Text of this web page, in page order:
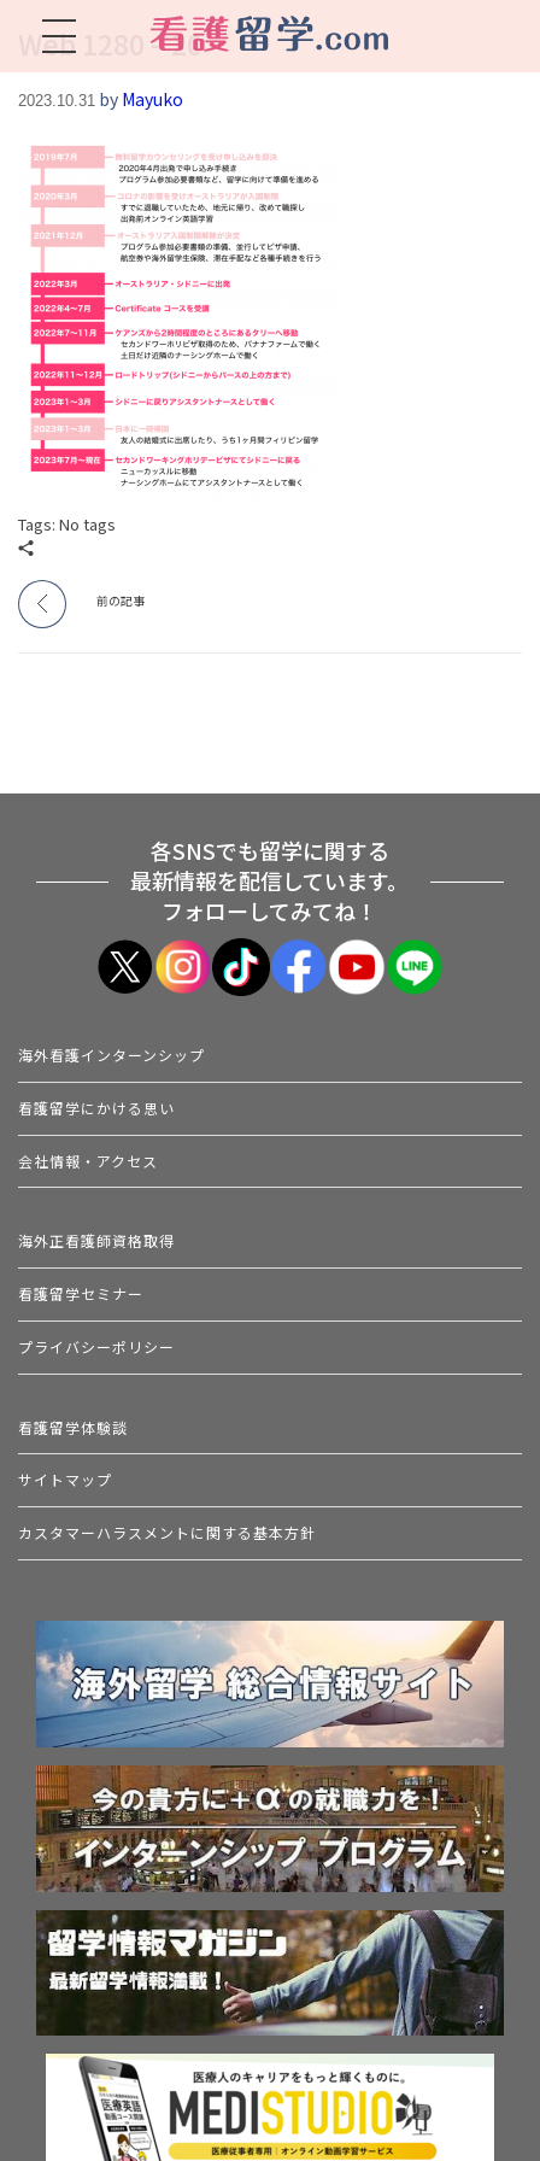
看護留学.com
Web 1280 – 20
2023.10.31 by Mayuko
Tags: No tags
前の記事
各SNSでも留学に関する
最新情報を配信しています。
フォローしてみてね！
海外看護インターンシップ
看護留学にかける思い
会社情報・アクセス
海外正看護師資格取得
看護留学セミナー
プライバシーポリシー
看護留学体験談
サイトマップ
カスタマーハラスメントに関する基本方針